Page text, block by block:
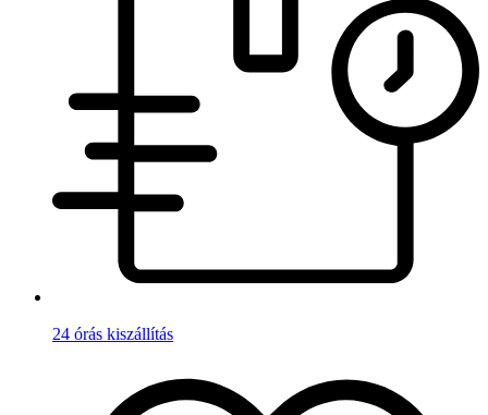
24 órás kiszállítás